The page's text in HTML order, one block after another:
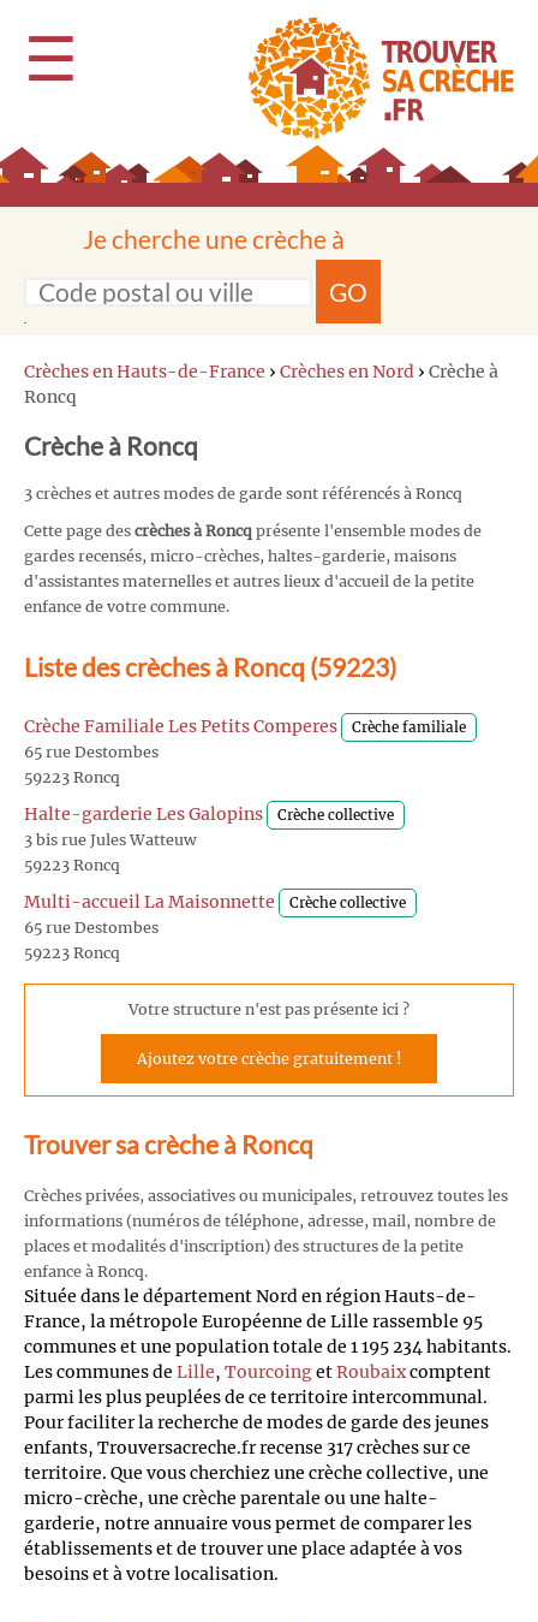
☰
Je cherche une crèche à
GO
Crèches en Hauts-de-France › Crèches en Nord › Crèche à
Roncq
Crèche à Roncq
3 crèches et autres modes de garde sont référencés à Roncq
Cette page des crèches à Roncq présente l'ensemble modes de
gardes recensés, micro-crèches, haltes-garderie, maisons
d'assistantes maternelles et autres lieux d'accueil de la petite
enfance de votre commune.
Liste des crèches à Roncq (59223)
Crèche Familiale Les Petits Comperes Crèche familiale
65 rue Destombes
59223 Roncq
Halte-garderie Les Galopins Crèche collective
3 bis rue Jules Watteuw
59223 Roncq
Multi-accueil La Maisonnette Crèche collective
65 rue Destombes
59223 Roncq
Votre structure n'est pas présente ici ?
Ajoutez votre crèche gratuitement !
Trouver sa crèche à Roncq
Crèches privées, associatives ou municipales, retrouvez toutes les
informations (numéros de téléphone, adresse, mail, nombre de
places et modalités d'inscription) des structures de la petite
enfance à Roncq.
Située dans le département Nord en région Hauts-de-
France, la métropole Européenne de Lille rassemble 95
communes et une population totale de 1 195 234 habitants.
Les communes de Lille, TourcoingetRoubaixcomptent
parmi les plus peuplées de ce territoire intercommunal.
Pour faciliter la recherche de modes de garde des jeunes
enfants, Trouversacreche.fr recense 317 crèches sur ce
territoire. Que vous cherchiez une crèche collective, une
micro-crèche, une crèche parentale ou une halte-
garderie, notre annuaire vous permet de comparer les
établissements et de trouver une place adaptée à vos
besoins et à votre localisation.